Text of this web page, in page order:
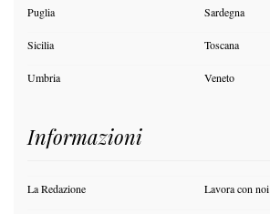
Puglia Sardegna
Sicilia Toscana
Umbria Veneto
Informazioni
La Redazione Lavora con noi